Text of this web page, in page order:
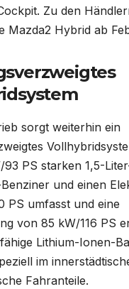
Zu den
Mazda2 Hybrid ab
sorgt weiterhin ein
PS starken 1,5-
und einen
PS umfasst und eine
von 85 kW/116 PS
Lithium-Ionen-
im
Fahranteile.